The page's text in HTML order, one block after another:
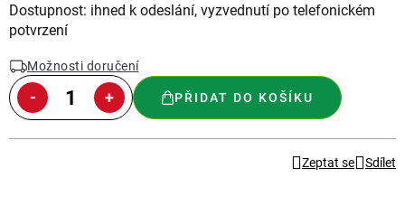
Měrná
cena:
Dostupnost: ihned k odeslání, vyzvednutí po telefonickém
potvrzení
Možnosti doručení
PŘIDAT DO KOŠÍKU
Zeptat se Sdílet